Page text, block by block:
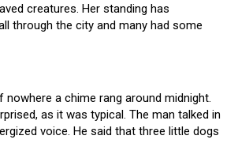
creatures. Her standing has
through the city and many had some
nowhere a chime rang around midnight.
as it was typical. The man talked in
voice. He said that three little dogs